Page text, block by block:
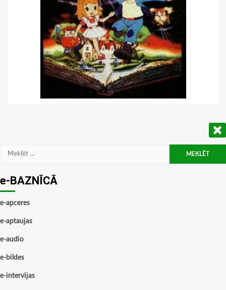
Meklēt:
e-BAZNĪCĀ
e-apceres
e-aptaujas
e-audio
e-bildes
e-intervijas